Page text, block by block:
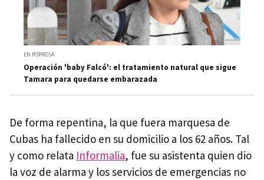
EN POPROSA
Operación 'baby Falcó': el tratamiento natural que sigue
Tamara para quedarse embarazada
De forma repentina, la que fuera marquesa de
Cubas ha fallecido en su domicilio a los 62 años. Tal
y como relata Informalia, fue su asistenta quien dio
la voz de alarma y los servicios de emergencias no